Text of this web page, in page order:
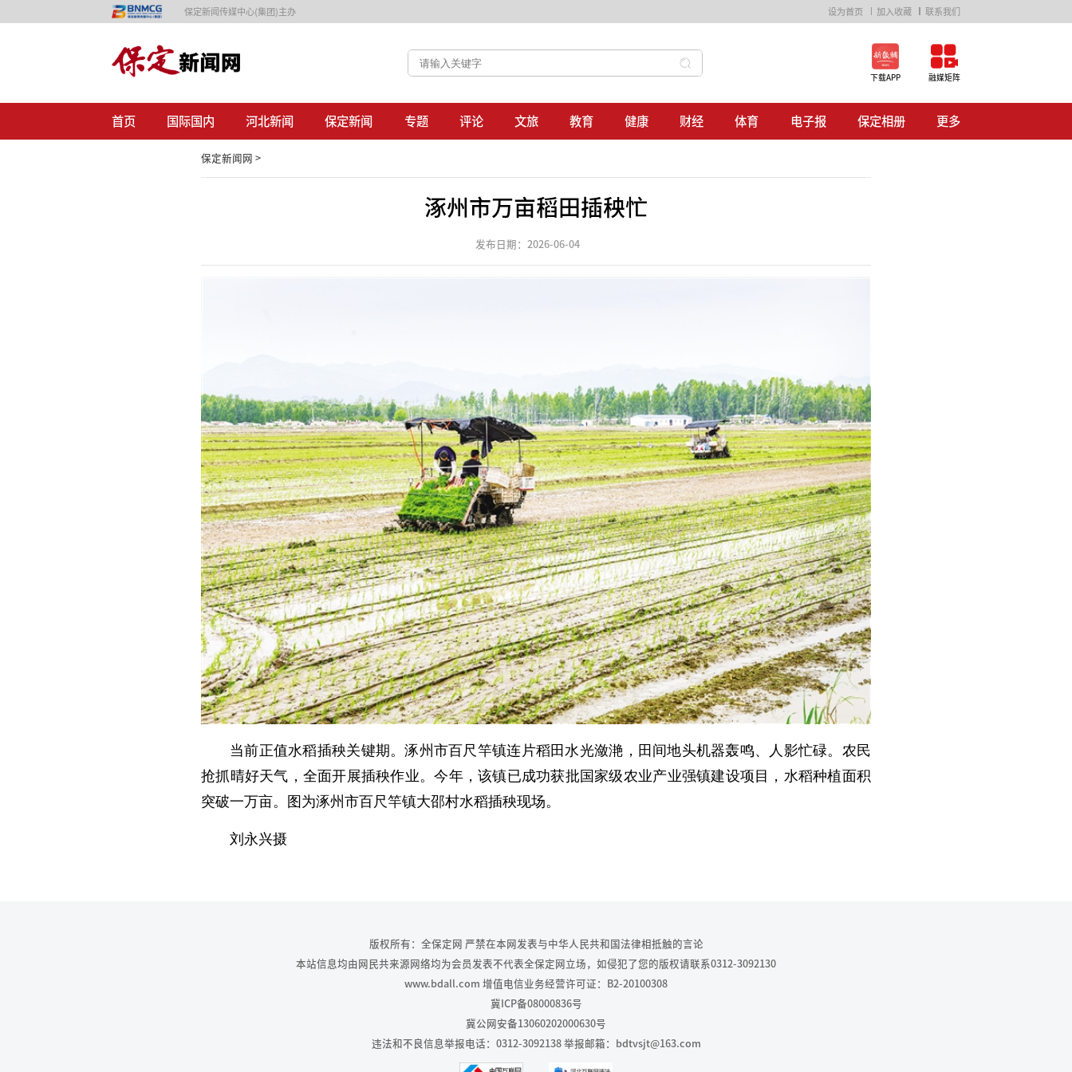
保定新闻传媒中心(集团)主办 设为首页 加入收藏 联系我们
下载APP 融媒矩阵
首页 国际国内 河北新闻 保定新闻 专题 评论 文旅 教育 健康 财经 体育 电子报 保定相册 更多
汽车 房产 E时代 荷花淀 生活资讯
公益广告
保定新闻网 >
涿州市万亩稻田插秧忙
发布日期：2026-06-04
当前正值水稻插秧关键期。涿州市百尺竿镇连片稻田水光潋滟，田间地头机器轰鸣、人影忙碌。农民
抢抓晴好天气，全面开展插秧作业。今年，该镇已成功获批国家级农业产业强镇建设项目，水稻种植面积
突破一万亩。图为涿州市百尺竿镇大邵村水稻插秧现场。
刘永兴摄
版权所有：全保定网 严禁在本网发表与中华人民共和国法律相抵触的言论
本站信息均由网民共来源网络均为会员发表不代表全保定网立场，如侵犯了您的版权请联系0312-3092130
www.bdall.com 增值电信业务经营许可证：B2-20100308
冀ICP备08000836号
冀公网安备13060202000630号
违法和不良信息举报电话：0312-3092138 举报邮箱：bdtvsjt@163.com